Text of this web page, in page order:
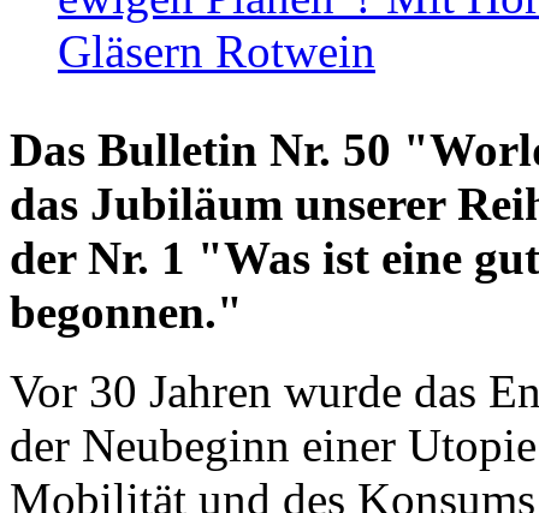
Gläsern Rotwein
Das Bulletin Nr. 50
das Jubiläum unserer
der Nr. 1 "Was ist eine
begonnen."
Vor 30 Jahren wurde das
der Neubeginn einer
Mobilität und des